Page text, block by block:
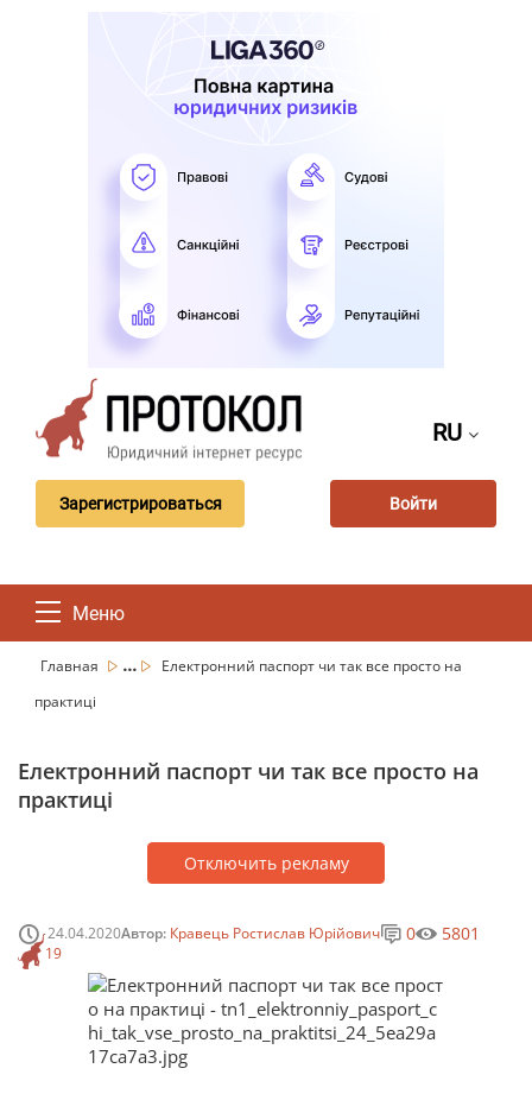
RU
Зарегистрироваться Войти
Меню
Главная ...
Електронний паспорт чи так все просто на
практиці
Електронний паспорт чи так все просто на
практиці
Отключить рекламу
24.04.2020Автор: Кравець Ростислав Юрійович
19
0 5801